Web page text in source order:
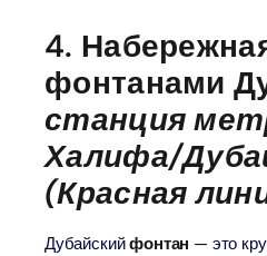
4.
фонтанами
станция
Халифа/
(Красная
Дубайскийфонтан — это